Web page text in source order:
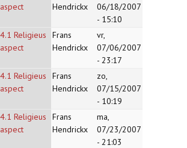
aspect
Hendrickx
06/18/2007
- 15:10
4.1 Religieus
aspect
Frans
Hendrickx
vr,
07/06/2007
- 23:17
4.1 Religieus
aspect
Frans
Hendrickx
zo,
07/15/2007
- 10:19
4.1 Religieus
aspect
Frans
Hendrickx
ma,
07/23/2007
- 21:03